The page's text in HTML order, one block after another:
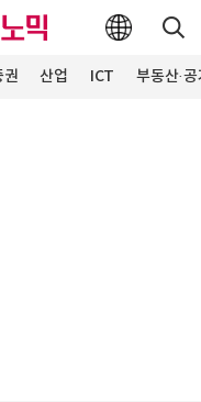
권 산업 ICT 부동산·